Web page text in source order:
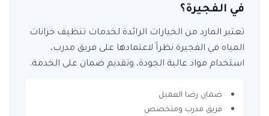
في الفجيرة؟
تعتبر المارد من الخيارات الرائدة لخدمات تنظيف خزانات
المياه في الفجيرة نظراً لاعتمادها على فريق مدرب،
استخدام مواد عالية الجودة، وتقديم ضمان على الخدمة.
ضمان رضا العميل
فريق مدرب ومتخصص